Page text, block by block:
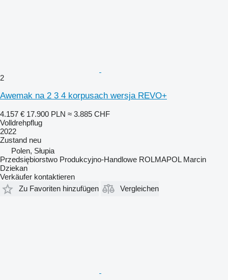
2
Awemak na 2 3 4 korpusach wersja REVO+
4.157 € 17.900 PLN ≈ 3.885 CHF
Volldrehpflug
2022
Zustand neu
Polen, Słupia
Przedsiębiorstwo Produkcyjno-Handlowe ROLMAPOL Marcin
Dziekan
Verkäufer kontaktieren
Zu Favoriten hinzufügen
Vergleichen